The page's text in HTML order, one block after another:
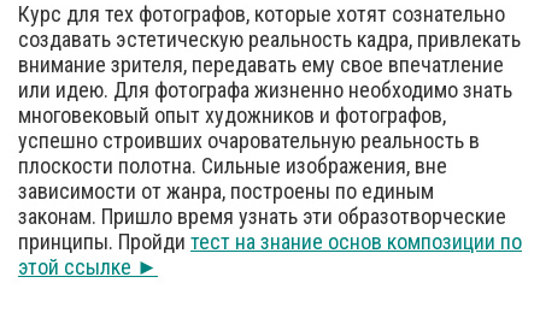
Курс для тех фотографов, которые хотят сознательно
создавать эстетическую реальность кадра, привлекать
внимание зрителя, передавать ему свое впечатление
или идею. Для фотографа жизненно необходимо знать
многовековый опыт художников и фотографов,
успешно строивших очаровательную реальность в
плоскости полотна. Сильные изображения, вне
зависимости от жанра, построены по единым
законам. Пришло время узнать эти образотворческие
принципы. Пройди тест на знание основ композиции по
этой ссылке ►